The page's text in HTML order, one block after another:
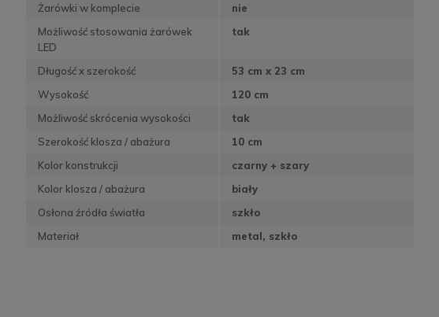
Żarówki w komplecie
nie
Możliwość stosowania żarówek
LED
tak
Długość x szerokość
53 cm x 23 cm
Wysokość
120 cm
Możliwość skrócenia wysokości
tak
Szerokość klosza / abażura
10 cm
Kolor konstrukcji
czarny + szary
Kolor klosza / abażura
biały
Osłona źródła światła
szkło
Materiał
metal, szkło